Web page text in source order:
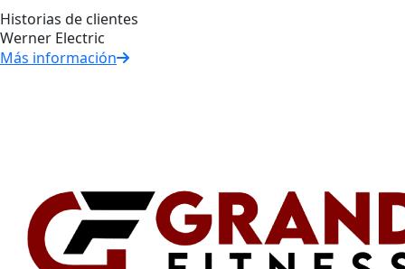
Historias de clientes
Werner Electric
Más información